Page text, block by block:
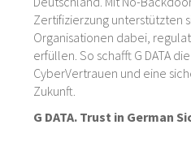
Zertifizierzung unterstützten
Organisationen dabei,
erfüllen. So schafft G DATA
CyberVertrauen und eine
Zukunft.
G DATA. Trust in German